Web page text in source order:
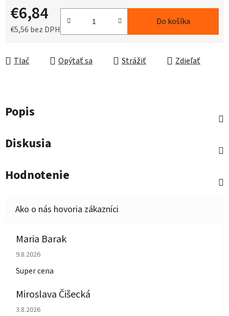
€6,84
€5,56 bez DPH
Do košíka
Tlač Opýtať sa Strážiť Zdieľať
Popis
Diskusia
Hodnotenie
Maria Barak
Hodnotenie obchodu je 5 z 5 hviezdičiek.
9.8.2026
Super cena
Miroslava Čišecká
Hodnotenie obchodu je 1 z 5 hviezdičiek.
3.8.2026